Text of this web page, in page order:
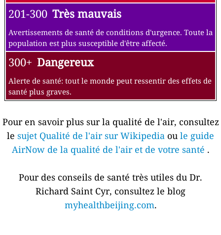
201-300 Très mauvais
Avertissements de santé de conditions d'urgence. Toute la
population est plus susceptible d'être affecté.
300+ Dangereux
Alerte de santé: tout le monde peut ressentir des effets de
santé plus graves.
Pour en savoir plus sur la qualité de l'air, consultez
le sujet Qualité de l'air sur Wikipedia ou le guide
AirNow de la qualité de l'air et de votre santé .
Pour des conseils de santé très utiles du Dr.
Richard Saint Cyr, consultez le blog
myhealthbeijing.com.